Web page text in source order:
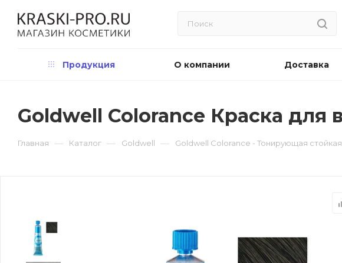
Продукция О компании Доставка
Goldwell Colorance Краска для
Главная — Каталог — Goldwell — Goldwell Colorance - Тонирующая